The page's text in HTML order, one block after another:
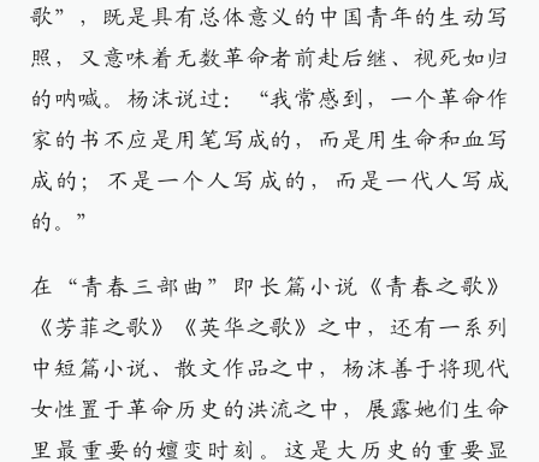
歌”，既是具有总体意义的中国青年的生动写
照，又意味着无数革命者前赴后继、视死如归
的呐喊。杨沫说过：“我常感到，一个革命作
家的书不应是用笔写成的，而是用生命和血写
成的；不是一个人写成的，而是一代人写成
的。”
在“青春三部曲”即长篇小说《青春之歌》
《芳菲之歌》《英华之歌》之中，还有一系列
中短篇小说、散文作品之中，杨沫善于将现代
女性置于革命历史的洪流之中，展露她们生命
里最重要的嬗变时刻。这是大历史的重要显